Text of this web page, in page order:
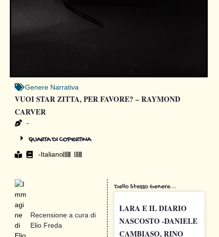
Genere Narrativa
VUOI STAR ZITTA, PER FAVORE? – RAYMOND
CARVER
-
QUARTA DI COPERTINA
-Italiano
Recensione a cura di
Elio Freda
Dello Stesso Genere...
LARA E IL DIARIO
NASCOSTO -DANIELE
CAMBIASO, RINO